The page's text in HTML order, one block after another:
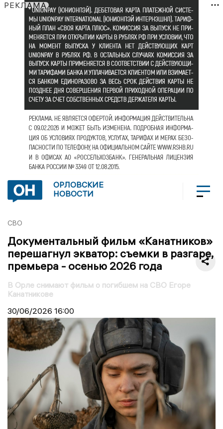
РЕКЛАМА
ОРЛОВСКИЕ
НОВОСТИ
СВО
Документальный фильм «Канатников»
перешагнул экватор: съемки в разгаре,
премьера - осенью 2026 года
В Орле снимают фильм о погибшем на СВО Егоре
Канатникове
30/06/2026 16:00